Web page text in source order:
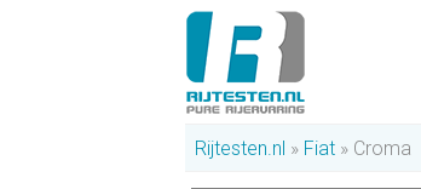
Rijtesten.nl Fiat Croma